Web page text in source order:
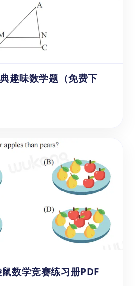
数学思维，掌握更多解题方
习打下坚实的基础。快来下
册》的PDF答案吧！
趣味数学题（免费下
趣味数学题（免费下
典趣味数学题》是一份可免
练习册，适合6-14岁的孩子
6年纪小学生的数学知识。
的题目，海外孩子能够巩固
知识，提高问题解决能力、
数学竞赛练习册PDF